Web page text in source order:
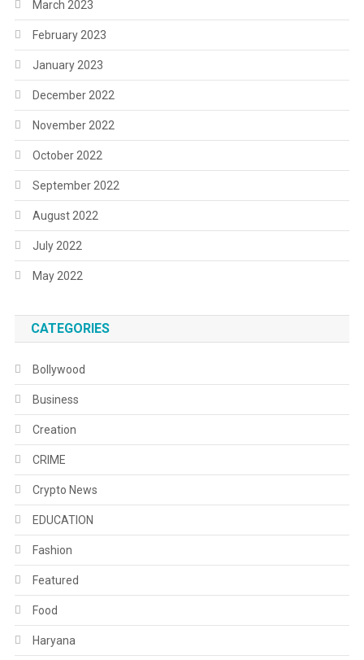
March 2023
February 2023
January 2023
December 2022
November 2022
October 2022
September 2022
August 2022
July 2022
May 2022
CATEGORIES
Bollywood
Business
Creation
CRIME
Crypto News
EDUCATION
Fashion
Featured
Food
Haryana